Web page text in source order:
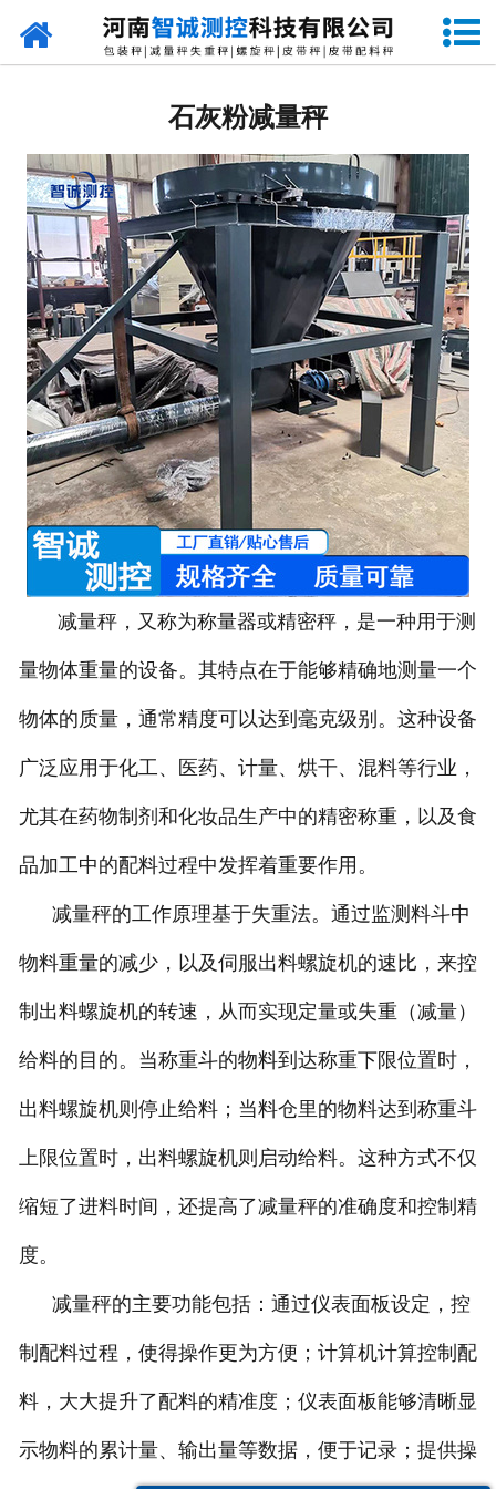
网站首页
- DCS-D系列单斗颗粒包装秤
DCS-SP系列粉粒两用双斗包装秤
DCS-DP系列粉粒两用单斗包装秤
- DCS-L系列粉状包装秤
- DCS-S系列无斗定量包装秤
- DCS-X系列振动小包装秤
- DCS-T系列吨袋包装秤
电子皮带秤
- 序列式皮带秤
电子配料秤
- LCS系列皮带配料秤
- LCS-L系列螺旋配料秤
输送提升设备
- 输送机
- Z字型提升机
给煤机
石灰粉减量秤
减量秤，又称为称量器或精密秤，是一种用于测
量物体重量的设备。其特点在于能够精确地测量一个
物体的质量，通常精度可以达到毫克级别。这种设备
广泛应用于化工、医药、计量、烘干、混料等行业，
尤其在药物制剂和化妆品生产中的精密称重，以及食
品加工中的配料过程中发挥着重要作用。
减量秤的工作原理基于失重法。通过监测料斗中
物料重量的减少，以及伺服出料螺旋机的速比，来控
制出料螺旋机的转速，从而实现定量或失重（减量）
给料的目的。当称重斗的物料到达称重下限位置时，
出料螺旋机则停止给料；当料仓里的物料达到称重斗
上限位置时，出料螺旋机则启动给料。这种方式不仅
缩短了进料时间，还提高了减量秤的准确度和控制精
度。
减量秤的主要功能包括：通过仪表面板设定，控
制配料过程，使得操作更为方便；计算机计算控制配
料，大大提升了配料的精准度；仪表面板能够清晰显
示物料的累计量、输出量等数据，便于记录；提供操